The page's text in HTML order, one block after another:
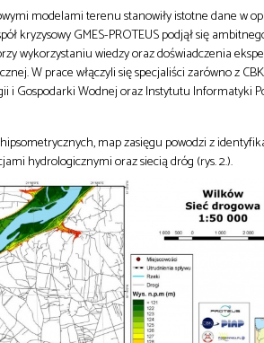
modelami terenu stanowiły istotne dane w
kryzysowy GMES-PROTEUS podjął się
wykorzystaniu wiedzy oraz doświadczenia
W prace włączyli się specjaliści zarówno z
i Gospodarki Wodnej oraz Instytutu Informatyki
map zasięgu powodzi z
hydrologicznymi oraz siecią dróg (rys. 2.).